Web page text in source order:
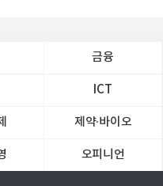
금융
ICT
제약∙바이오
오피니언